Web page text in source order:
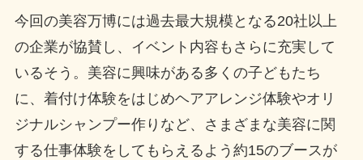
今回の美容万博には過去最大規模となる20社以上
の企業が協賛し、イベント内容もさらに充実して
いるそう。美容に興味がある多くの子どもたち
に、着付け体験をはじめヘアアレンジ体験やオリ
ジナルシャンプー作りなど、さまざまな美容に関
する仕事体験をしてもらえるよう約15のブースが